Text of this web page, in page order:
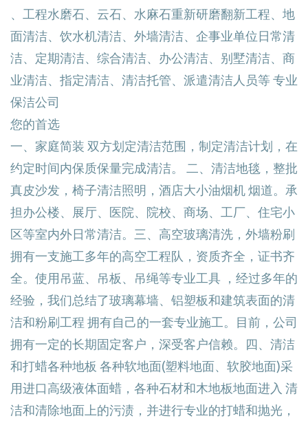
、工程水磨石、云石、水麻石重新研磨翻新工程、地
面清洁、饮水机清洁、外墙清洁、企事业单位日常清
洁、定期清洁、综合清洁、办公清洁、别墅清洁、商
业清洁、指定清洁、清洁托管、派遣清洁人员等 专业
保洁公司
您的首选
一、家庭简装 双方划定清洁范围，制定清洁计划，在
约定时间内保质保量完成清洁。 二、清洁地毯，整批
真皮沙发，椅子清洁照明，酒店大小油烟机 烟道。承
担办公楼、展厅、医院、院校、商场、工厂、住宅小
区等室内外日常清洁。三、高空玻璃清洗，外墙粉刷
拥有一支施工多年的高空工程队，资质齐全，证书齐
全。使用吊蓝、吊板、吊绳等专业工具 ，经过多年的
经验，我们总结了玻璃幕墙、铝塑板和建筑表面的清
洁和粉刷工程 拥有自己的一套专业施工。目前，公司
拥有一定的长期固定客户，深受客户信赖。四、清洁
和打蜡各种地板 各种软地面(塑料地面、软胶地面)采
用进口高级液体面蜡，各种石材和木地板地面进入 清
洁和清除地面上的污渍，并进行专业的打蜡和抛光，